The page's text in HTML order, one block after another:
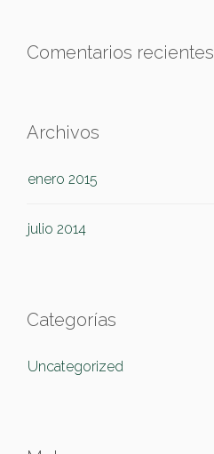
Comentarios recientes
Archivos
enero 2015
julio 2014
Categorías
Uncategorized